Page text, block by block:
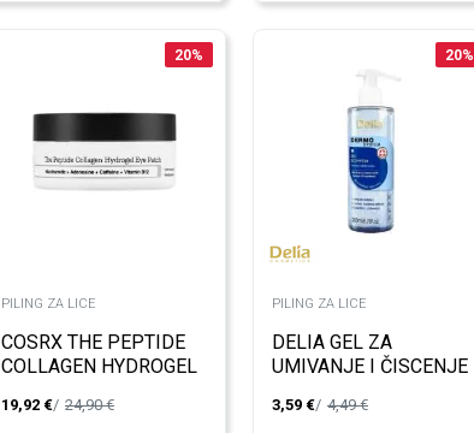
20%
PILING ZA LICE
COSRX THE PEPTIDE
COLLAGEN HYDROGEL
19,92 € 24,90€
20%
PILING ZA LICE
DELIA GEL ZA
UMIVANJE I ČISCENJE
3,59 € 4,49€